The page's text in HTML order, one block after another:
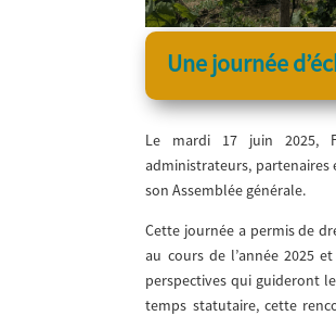
Une journée
Le mardi 17 juin 2025,
administrateurs, partenaires
son Assemblée générale.
Cette journée a permis de
au cours de l’année 2025
perspectives qui guideront
temps statutaire, cette